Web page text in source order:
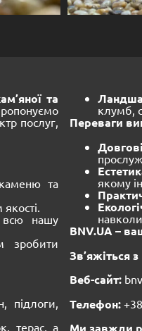
та
послуг,
та
всю нашу
зробити
підлоги,
терас, а
клумб,
Переваги
якому
BNV.UA –
Зв’яжіться
Веб-сайт:
Телефон: